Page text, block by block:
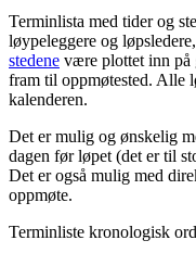
Terminlista med tider og
løypeleggere og
stedene være plottet inn på
fram til oppmøtested. Alle
kalenderen.
Det er mulig og ønskelig
dagen før løpet (det er til
Det er også mulig med
oppmøte.
Terminliste kronologisk